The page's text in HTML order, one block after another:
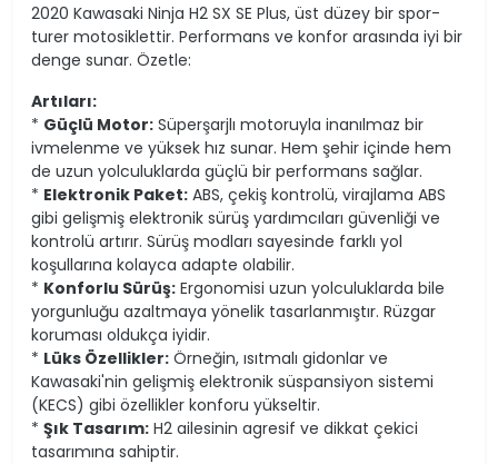
2020 Kawasaki Ninja H2 SX SE Plus, üst düzey bir spor-
turer motosiklettir. Performans ve konfor arasında iyi bir
denge sunar. Özetle:
Artıları:
* Güçlü Motor: Süperşarjlı motoruyla inanılmaz bir
ivmelenme ve yüksek hız sunar. Hem şehir içinde hem
de uzun yolculuklarda güçlü bir performans sağlar.
* Elektronik Paket: ABS, çekiş kontrolü, virajlama ABS
gibi gelişmiş elektronik sürüş yardımcıları güvenliği ve
kontrolü artırır. Sürüş modları sayesinde farklı yol
koşullarına kolayca adapte olabilir.
* Konforlu Sürüş: Ergonomisi uzun yolculuklarda bile
yorgunluğu azaltmaya yönelik tasarlanmıştır. Rüzgar
koruması oldukça iyidir.
* Lüks Özellikler: Örneğin, ısıtmalı gidonlar ve
Kawasaki'nin gelişmiş elektronik süspansiyon sistemi
(KECS) gibi özellikler konforu yükseltir.
* Şık Tasarım: H2 ailesinin agresif ve dikkat çekici
tasarımına sahiptir.